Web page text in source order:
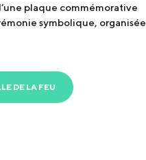
plaque commémorative
symbolique, organisée
DE LA FEU